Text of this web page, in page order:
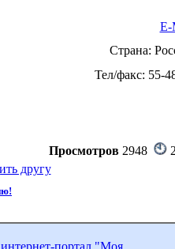
E-
Страна:
Тел/факс: 55-
Просмотров2948
другу
интернет-портал "Моя